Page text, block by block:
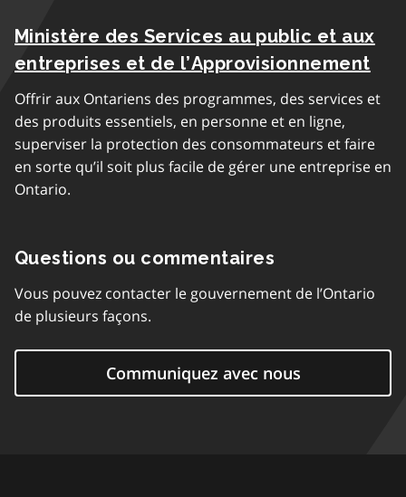
Ministère des Services au public et aux
entreprises et de l’Approvisionnement
Offrir aux Ontariens des programmes, des services et
des produits essentiels, en personne et en ligne,
superviser la protection des consommateurs et faire
en sorte qu’il soit plus facile de gérer une entreprise en
Ontario.
Questions ou commentaires
Vous pouvez contacter le gouvernement de l’Ontario
de plusieurs façons.
Communiquez avec nous